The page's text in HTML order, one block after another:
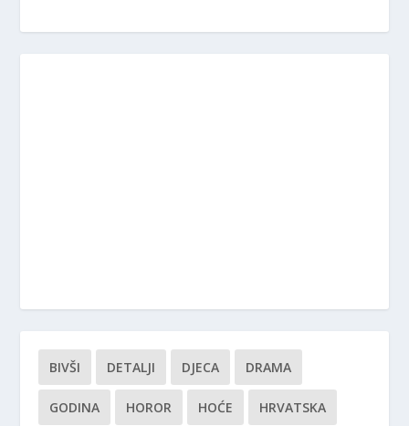
BIVŠI DETALJI DJECA DRAMA
GODINA HOROR HOĆE HRVATSKA